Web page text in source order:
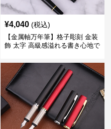
¥4,040 (税込)
【金属軸万年筆】格子彫刻 金装
飾 太字 高級感溢れる書き心地で